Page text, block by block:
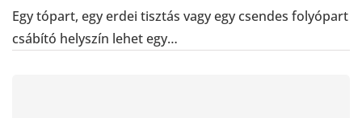
Egy tópart, egy erdei tisztás vagy egy csendes folyópart
csábító helyszín lehet egy…